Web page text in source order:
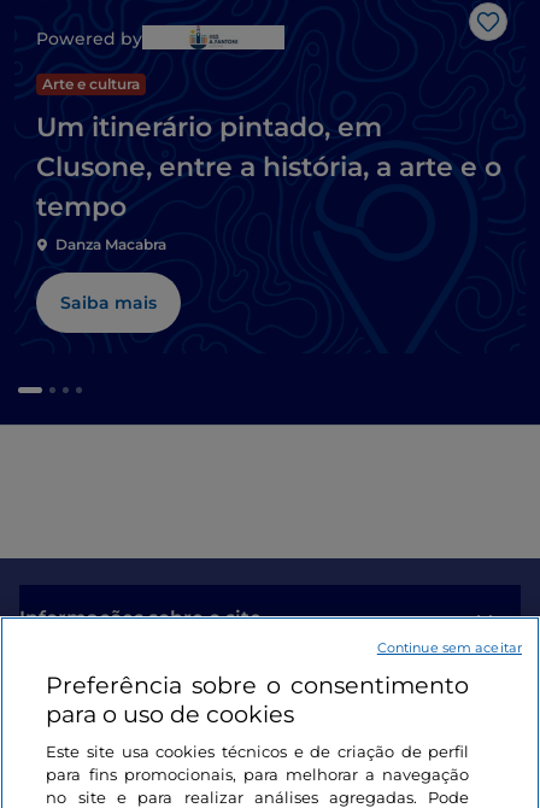
Powered by
Arte e cultura
Um itinerário pintado, em
Clusone, entre a história, a arte e o
tempo
Danza Macabra
Saiba mais
Informações sobre o site
Ligações úteis
Iniciar sessão
Preferência sobre o consentimento
para o uso de cookies
Este site usa cookies técnicos e de criação de perfil
para fins promocionais, para melhorar a navegação
no site e para realizar análises agregadas. Pode
Continue sem aceitar